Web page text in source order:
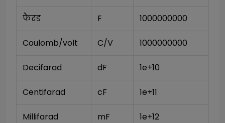
फैरड F 1000000000
Coulomb/volt C/V 1000000000
Decifarad dF 1e+10
Centifarad cF 1e+11
Millifarad mF 1e+12